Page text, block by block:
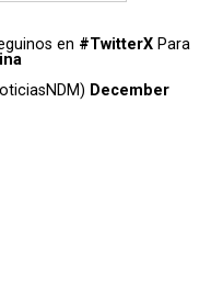
en #TwitterX Para
December